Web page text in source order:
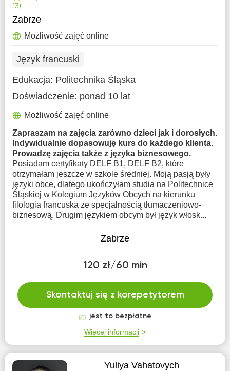
13)
Zabrze
Możliwość zajęć online
Język francuski
Edukacja: Politechnika Śląska
Doświadczenie: ponad 10 lat
Możliwość zajęć online
Zapraszam na zajęcia zarówno dzieci jak i dorosłych.
Indywidualnie dopasowuję kurs do każdego klienta.
Prowadzę zajęcia także z języka biznesowego.
Posiadam certyfikaty DELF B1, DELF B2, które
otrzymałam jeszcze w szkole średniej. Moją pasją były
języki obce, dlatego ukończyłam studia na Politechnice
Śląskiej w Kolegium Języków Obcych na kierunku
filologia francuska ze specjalnością tłumaczeniowo-
biznesową. Drugim językiem obcym był język włosk...
Zabrze
120 zł/60 min
Skontaktuj się z korepetytorem
jest to bezpłatne
Więcej informacji
Yuliya Vahatovych